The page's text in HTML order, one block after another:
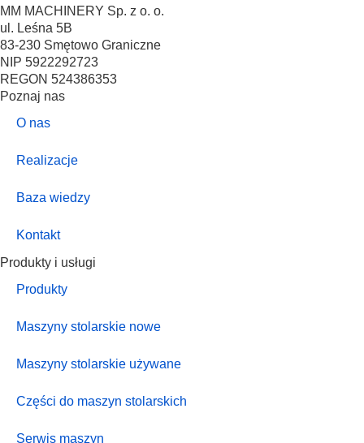
MM MACHINERY Sp. z o. o.
ul. Leśna 5B
83-230 Smętowo Graniczne
NIP 5922292723
REGON 524386353
Poznaj nas
O nas
Realizacje
Baza wiedzy
Kontakt
Produkty i usługi
Produkty
Maszyny stolarskie nowe
Maszyny stolarskie używane
Części do maszyn stolarskich
Serwis maszyn